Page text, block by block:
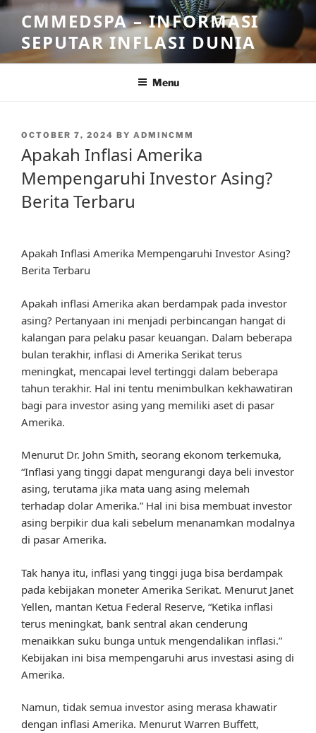
Skip
content
CMMEDSPA – INFORMASI
SEPUTAR INFLASI DUNIA
Menu
POSTED
OCTOBER 7, 2024 BY ADMINCMM
Apakah Inflasi Amerika
Mempengaruhi Investor Asing?
Berita Terbaru
Apakah Inflasi Amerika Mempengaruhi Investor Asing?
Berita Terbaru
Apakah inflasi Amerika akan berdampak pada investor
asing? Pertanyaan ini menjadi perbincangan hangat di
kalangan para pelaku pasar keuangan. Dalam beberapa
bulan terakhir, inflasi di Amerika Serikat terus
meningkat, mencapai level tertinggi dalam beberapa
tahun terakhir. Hal ini tentu menimbulkan kekhawatiran
bagi para investor asing yang memiliki aset di pasar
Amerika.
Menurut Dr. John Smith, seorang ekonom terkemuka,
“Inflasi yang tinggi dapat mengurangi daya beli investor
asing, terutama jika mata uang asing melemah
terhadap dolar Amerika.” Hal ini bisa membuat investor
asing berpikir dua kali sebelum menanamkan modalnya
di pasar Amerika.
Tak hanya itu, inflasi yang tinggi juga bisa berdampak
pada kebijakan moneter Amerika Serikat. Menurut Janet
Yellen, mantan Ketua Federal Reserve, “Ketika inflasi
terus meningkat, bank sentral akan cenderung
menaikkan suku bunga untuk mengendalikan inflasi.”
Kebijakan ini bisa mempengaruhi arus investasi asing di
Amerika.
Namun, tidak semua investor asing merasa khawatir
dengan inflasi Amerika. Menurut Warren Buffett,